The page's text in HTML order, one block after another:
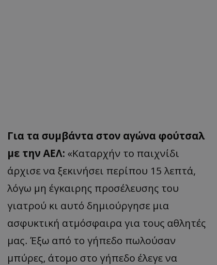
Για τα συμβάντα στον αγώνα φούτσαλ
με την ΑΕΛ: «Καταρχήν το παιχνίδι
άρχισε να ξεκινήσει περίπου 15 λεπτά,
λόγω μη έγκαιρης προσέλευσης του
γιατρού κι αυτό δημιούργησε μια
ασφυκτική ατμόσφαιρα για τους αθλητές
μας. Έξω από το γήπεδο πωλούσαν
μπύρες, άτομο στο γήπεδο έλεγε να